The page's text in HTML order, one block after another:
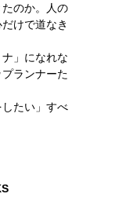
のか。人の
けで道なき
」になれな
ランナーた
たい」すべ